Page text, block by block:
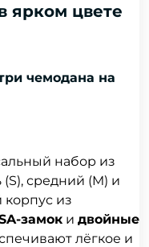
ярком цвете
чемодана на
набор из
средний (M) и
из
замок и двойные
лёгкое и